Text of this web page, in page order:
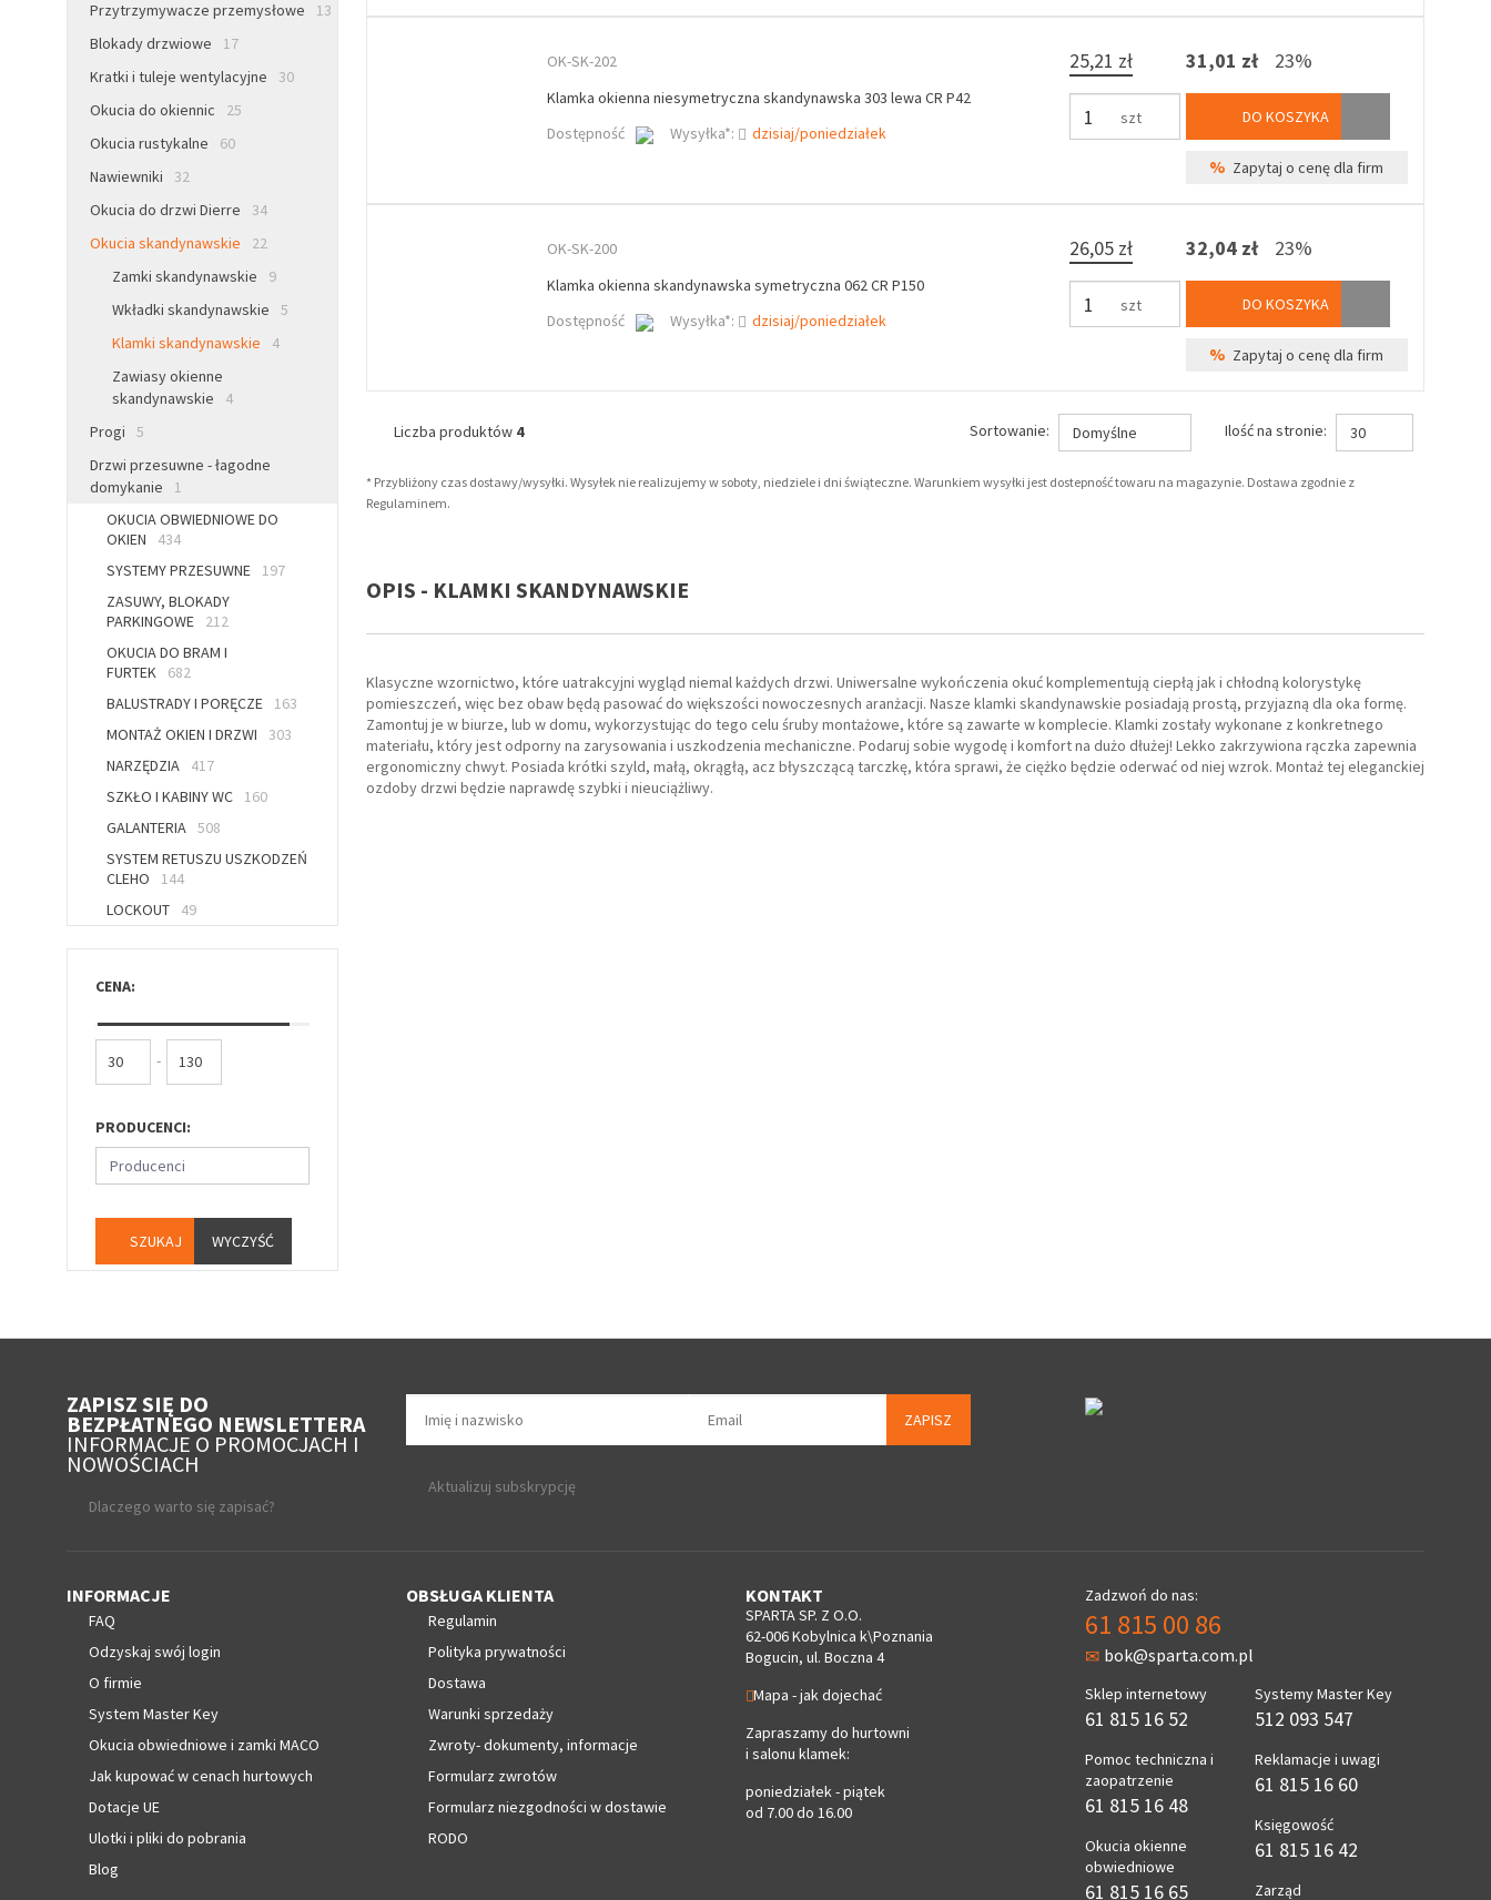
Przytrzymywacze przemysłowe
13
Blokady drzwiowe
17
Kratki i tuleje wentylacyjne
30
Okucia do okiennic
25
Okucia rustykalne
60
Nawiewniki
32
Okucia do drzwi Dierre
34
Okucia skandynawskie
22
Zamki skandynawskie
9
Wkładki skandynawskie
5
Klamki skandynawskie
4
Zawiasy okienne
skandynawskie
4
Progi
5
Drzwi przesuwne - łagodne
domykanie
1
OKUCIA OBWIEDNIOWE DO
OKIEN
434
SYSTEMY PRZESUWNE
197
ZASUWY, BLOKADY
PARKINGOWE
212
OKUCIA DO BRAM I
FURTEK
682
BALUSTRADY I PORĘCZE
163
MONTAŻ OKIEN I DRZWI
303
NARZĘDZIA
417
SZKŁO I KABINY WC
160
GALANTERIA 508
SYSTEM RETUSZU USZKODZEŃ
CLEHO
144
LOCKOUT
49
CENA:
-
PRODUCENCI:
Producenci
WYCZYŚĆ
OK-SK-202
Klamka okienna niesymetryczna skandynawska 303 lewa CR P42
Dostępność
Wysyłka*: dzisiaj/poniedziałek
25,21 zł
szt
31,01 zł 23%
DO KOSZYKA
% Zapytaj o cenę dla firm
OK-SK-200
Klamka okienna skandynawska symetryczna 062 CR P150
Dostępność
Wysyłka*: dzisiaj/poniedziałek
26,05 zł
szt
32,04 zł 23%
DO KOSZYKA
% Zapytaj o cenę dla firm
Liczba produktów 4 Sortowanie: Domyślne Ilość na stronie: 30
* Przybliżony czas dostawy/wysyłki. Wysyłek nie realizujemy w soboty, niedziele i dni świąteczne. Warunkiem wysyłki jest dostepność towaru na magazynie. Dostawa zgodnie z
Regulaminem.
OPIS - KLAMKI SKANDYNAWSKIE
Klasyczne wzornictwo, które uatrakcyjni wygląd niemal każdych drzwi. Uniwersalne wykończenia okuć komplementują ciepłą jak i chłodną kolorystykę
pomieszczeń, więc bez obaw będą pasować do większości nowoczesnych aranżacji. Nasze klamki skandynawskie posiadają prostą, przyjazną dla oka formę.
Zamontuj je w biurze, lub w domu, wykorzystując do tego celu śruby montażowe, które są zawarte w komplecie. Klamki zostały wykonane z konkretnego
materiału, który jest odporny na zarysowania i uszkodzenia mechaniczne. Podaruj sobie wygodę i komfort na dużo dłużej! Lekko zakrzywiona rączka zapewnia
ergonomiczny chwyt. Posiada krótki szyld, małą, okrągłą, acz błyszczącą tarczkę, która sprawi, że ciężko będzie oderwać od niej wzrok. Montaż tej eleganckiej
ozdoby drzwi będzie naprawdę szybki i nieuciążliwy.
ZAPISZ SIĘ DO
BEZPŁATNEGO NEWSLETTERA
INFORMACJE O PROMOCJACH I
NOWOŚCIACH
Dlaczego warto się zapisać?
ZAPISZ
Aktualizuj subskrypcję
INFORMACJE
FAQ
Odzyskaj swój login
O firmie
System Master Key
Okucia obwiedniowe i zamki MACO
Jak kupować w cenach hurtowych
Dotacje UE
Ulotki i pliki do pobrania
Blog
OBSŁUGA KLIENTA
Regulamin
Polityka prywatności
Dostawa
Warunki sprzedaży
Zwroty- dokumenty, informacje
Formularz zwrotów
Formularz niezgodności w dostawie
RODO
KONTAKT
SPARTA SP. Z O.O.
62-006 Kobylnica k\Poznania
Bogucin, ul. Boczna 4
Mapa - jak dojechać
Zapraszamy do hurtowni
i salonu klamek:
poniedziałek - piątek
od 7.00 do 16.00
Zadzwoń do nas:
61 815 00 86
bok@sparta.com.pl
Sklep internetowy
61 815 16 52
Pomoc techniczna i
zaopatrzenie
61 815 16 48
Okucia okienne
obwiedniowe
61 815 16 65
Systemy Master Key
512 093 547
Reklamacje i uwagi
61 815 16 60
Księgowość
61 815 16 42
Zarząd